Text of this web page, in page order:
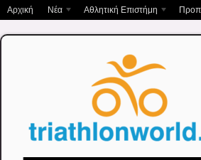
Αρχική Νέα Αθλητική Επιστήμη